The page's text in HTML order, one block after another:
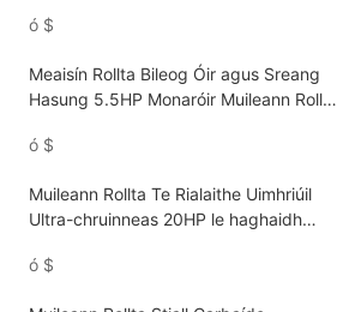
ó $
Meaisín Rollta Bileog Óir agus Sreang
Hasung 5.5HP Monaróir Muileann Rollta
ó $
Muileann Rollta Te Rialaithe Uimhriúil
Ultra-chruinneas 20HP le haghaidh
ó $